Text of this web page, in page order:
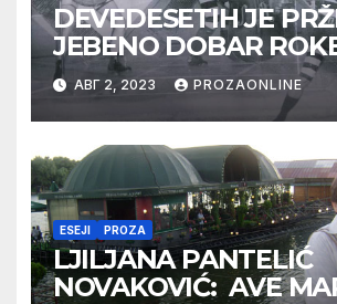
DEVEDESETIH JE
JEBENO DOBAR
(1)АВГ 2, 2023 PROZAONLINE
ESEJI PROZA
LJILJANA PANTELIĆ
NOVAKOVIĆ: AVE